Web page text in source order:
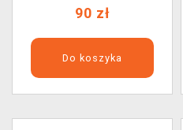
90 zł
Do koszyka